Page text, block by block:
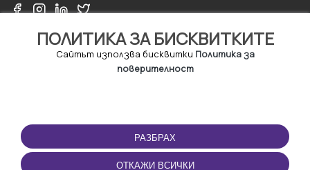
ПОЛИТИКА ЗА БИСКВИТКИТЕ
Сайтът използва бисквитки Политика за
поверителност
РАЗБРАХ
ОТКАЖИ ВСИЧКИ
ПОЛЗВАНЕ
Правила и условия за
ползване
ПРИЛОЖЕНИЕТО